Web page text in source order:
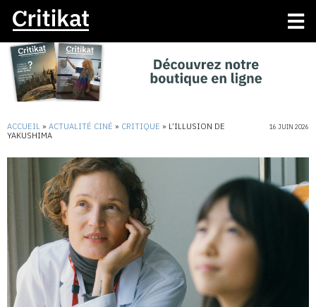
ACCUEIL » ACTUALITÉ CINÉ » CRITIQUE » L’ILLUSION DE
YAKUSHIMA
16 JUIN 2026